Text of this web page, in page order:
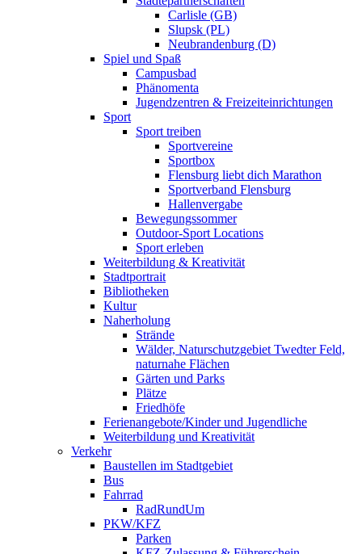
Carlisle (GB)
Slupsk (PL)
Neubrandenburg (D)
Spiel und Spaß
Campusbad
Phänomenta
Jugendzentren & Freizeiteinrichtungen
Sport
Sport treiben
Sportvereine
Sportbox
Flensburg liebt dich Marathon
Sportverband Flensburg
Hallenvergabe
Bewegungssommer
Outdoor-Sport Locations
Sport erleben
Weiterbildung & Kreativität
Stadtportrait
Bibliotheken
Kultur
Naherholung
Strände
Wälder, Naturschutzgebiet Twedter Feld,
naturnahe Flächen
Gärten und Parks
Plätze
Friedhöfe
Ferienangebote/Kinder und Jugendliche
Weiterbildung und Kreativität
Verkehr
Baustellen im Stadtgebiet
Bus
Fahrrad
RadRundUm
PKW/KFZ
Parken